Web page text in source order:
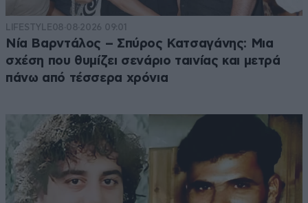
LIFESTYLE08·08·2026 09:01
Νία Βαρντάλος – Σπύρος Κατσαγάνης: Μια
σχέση που θυμίζει σενάριο ταινίας και μετρά
πάνω από τέσσερα χρόνια